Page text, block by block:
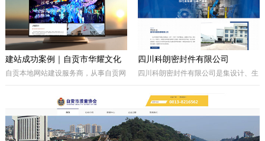
建站成功案例｜自贡市华耀文化
艺术有限公司官网定制开发项目
自贡本地网站建设服务商，从事自贡网
发，本次完成自贡市华耀文化艺术有限
公司官网定制搭建，包含品牌展示、案
例展示、在线询盘功能，搭配全套基础
SEO优化。
四川科朗密封件有限公司
四川科朗密封件有限公司是集设计、生
于电力、氧化铝、矿山、石油石化、钢
铁等行业所需的机械密封件及其配件、
密封件的生产制造；因公司业务发展需
要，成立的四川科朗环保设备有限公司